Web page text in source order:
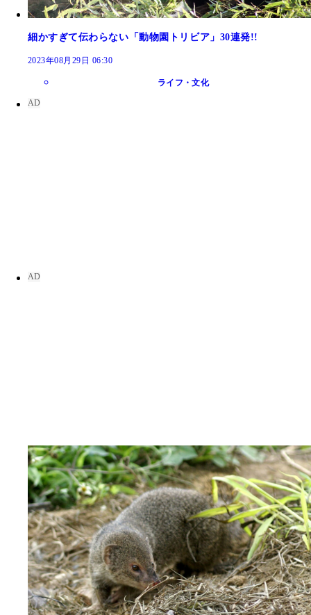
細かすぎて伝わらない「動物園トリビア」30連発!!
2023年08月29日 06:30
ライフ・文化